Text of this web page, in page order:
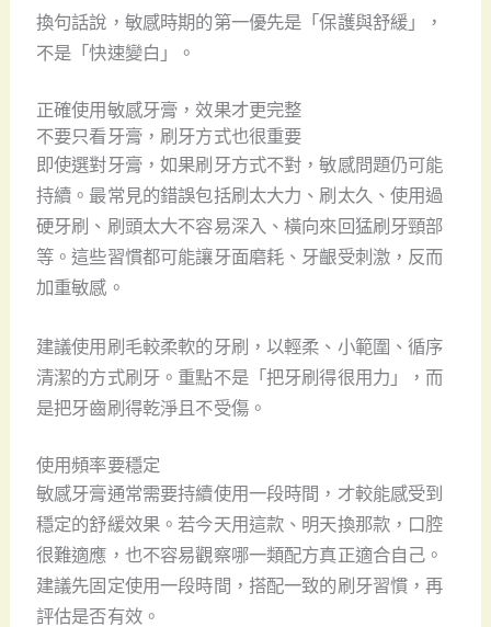
換句話說，敏感時期的第一優先是「保護與舒緩」，
不是「快速變白」。
正確使用敏感牙膏，效果才更完整
不要只看牙膏，刷牙方式也很重要
即使選對牙膏，如果刷牙方式不對，敏感問題仍可能
持續。最常見的錯誤包括刷太大力、刷太久、使用過
硬牙刷、刷頭太大不容易深入、橫向來回猛刷牙頸部
等。這些習慣都可能讓牙面磨耗、牙齦受刺激，反而
加重敏感。
建議使用刷毛較柔軟的牙刷，以輕柔、小範圍、循序
清潔的方式刷牙。重點不是「把牙刷得很用力」，而
是把牙齒刷得乾淨且不受傷。
使用頻率要穩定
敏感牙膏通常需要持續使用一段時間，才較能感受到
穩定的舒緩效果。若今天用這款、明天換那款，口腔
很難適應，也不容易觀察哪一類配方真正適合自己。
建議先固定使用一段時間，搭配一致的刷牙習慣，再
評估是否有效。